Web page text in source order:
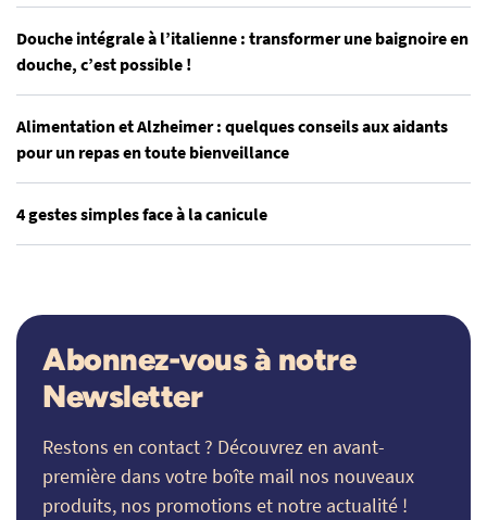
Douche intégrale à l’italienne : transformer une baignoire en
douche, c’est possible !
Alimentation et Alzheimer : quelques conseils aux aidants
pour un repas en toute bienveillance
4 gestes simples face à la canicule
Abonnez-vous à notre
Newsletter
Restons en contact ? Découvrez en avant-
première dans votre boîte mail nos nouveaux
produits, nos promotions et notre actualité !